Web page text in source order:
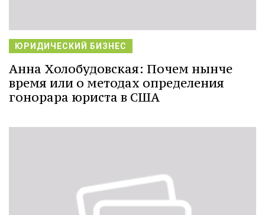
ЮРИДИЧЕСКИЙ БИЗНЕС
Анна Холобудовская: Почем нынче
время или о методах определения
гонорара юриста в США